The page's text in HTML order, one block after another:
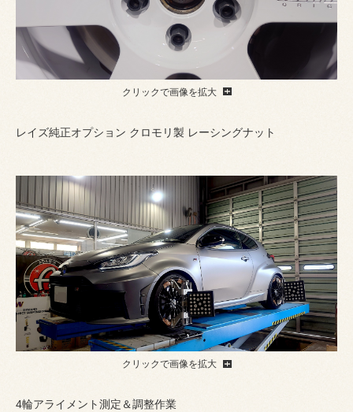
クリックで画像を拡大
レイズ純正オプション クロモリ製 レーシングナット
クリックで画像を拡大
4輪アライメント測定＆調整作業